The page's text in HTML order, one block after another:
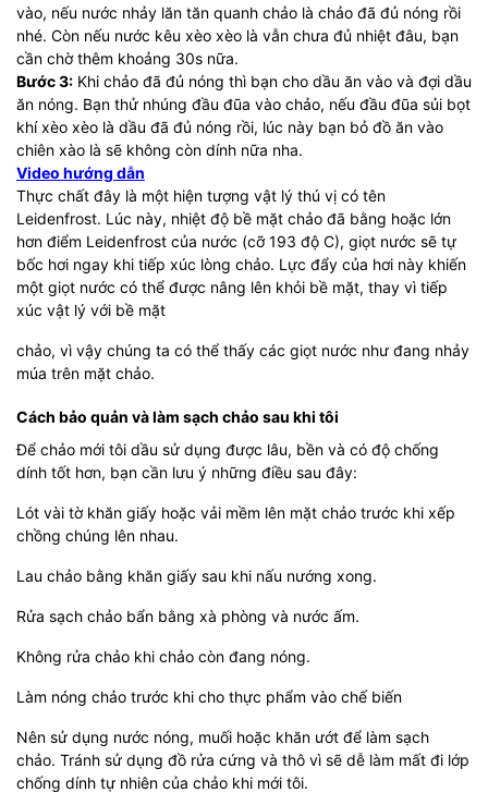
vào, nếu nước nhảy lăn tăn quanh chảo là chảo đã đủ nóng rồi
nhé. Còn nếu nước kêu xèo xèo là vẫn chưa đủ nhiệt đâu, bạn
cần chờ thêm khoảng 30s nữa.
Bước 3: Khi chảo đã đủ nóng thì bạn cho dầu ăn vào và đợi dầu
ăn nóng. Bạn thử nhúng đầu đũa vào chảo, nếu đầu đũa sủi bọt
khí xèo xèo là dầu đã đủ nóng rồi, lúc này bạn bỏ đồ ăn vào
chiên xào là sẽ không còn dính nữa nha.
Video hướng dẫn
Thực chất đây là một hiện tượng vật lý thú vị có tên
Leidenfrost. Lúc này, nhiệt độ bề mặt chảo đã bằng hoặc lớn
hơn điểm Leidenfrost của nước (cỡ 193 độ C), giọt nước sẽ tự
bốc hơi ngay khi tiếp xúc lòng chảo. Lực đẩy của hơi này khiến
một giọt nước có thể được nâng lên khỏi bề mặt, thay vì tiếp
xúc vật lý với bề mặt
chảo, vì vậy chúng ta có thể thấy các giọt nước như đang nhảy
múa trên mặt chảo.
Cách bảo quản và làm sạch chảo sau khi tôi
Để chảo mới tôi dầu sử dụng được lâu, bền và có độ chống
dính tốt hơn, bạn cần lưu ý những điều sau đây:
Lót vài tờ khăn giấy hoặc vải mềm lên mặt chảo trước khi xếp
chồng chúng lên nhau.
Lau chảo bằng khăn giấy sau khi nấu nướng xong.
Rửa sạch chảo bẩn bằng xà phòng và nước ấm.
Không rửa chảo khi chảo còn đang nóng.
Làm nóng chảo trước khi cho thực phẩm vào chế biến
Nên sử dụng nước nóng, muối hoặc khăn ướt để làm sạch
chảo. Tránh sử dụng đồ rửa cứng và thô vì sẽ dễ làm mất đi lớp
chống dính tự nhiên của chảo khi mới tôi.